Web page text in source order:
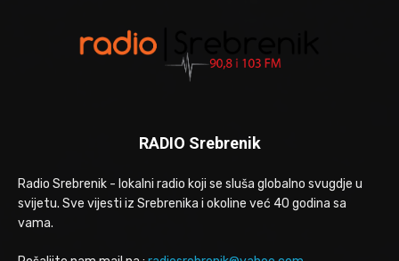
RADIO Srebrenik
Radio Srebrenik - lokalni radio koji se sluša globalno svugdje u
svijetu. Sve vijesti iz Srebrenika i okoline već 40 godina sa
vama.